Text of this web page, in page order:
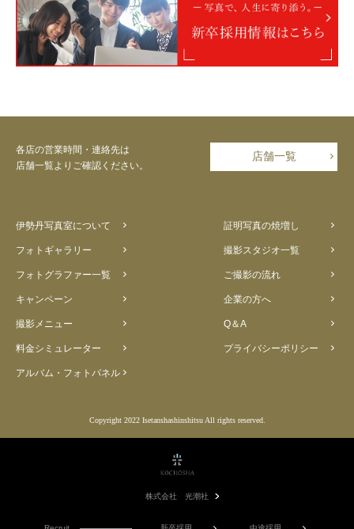
各店の営業時間・連絡先は
店舗一覧よりご確認ください。
店舗一覧
伊勢丹写真室について 証明写真の焼増し
フォトギャラリー 撮影スタジオ一覧
フォトグラファー一覧 ご撮影の流れ
キャンペーン 企業の方へ
撮影メニュー Q＆A
料金シミュレーター プライバシーポリシー
アルバム・フォトパネル
Copyright 2022 Isetanshashinshitsu All rights reserved.
株式会社 光潮社